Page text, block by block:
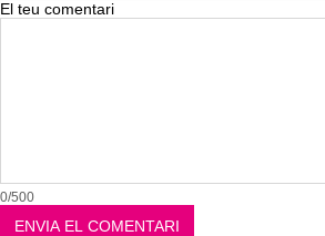
El teu comentari
0/500